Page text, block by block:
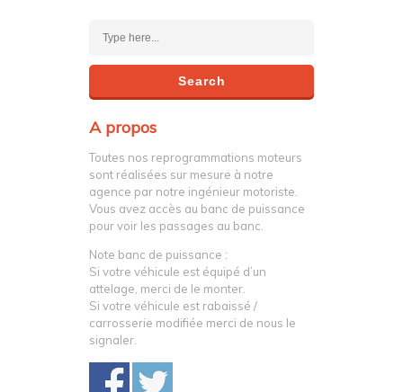
A propos
Toutes nos reprogrammations moteurs
sont réalisées sur mesure à notre
agence par notre ingénieur motoriste.
Vous avez accès au banc de puissance
pour voir les passages au banc.
Note banc de puissance :
Si votre véhicule est équipé d’un
attelage, merci de le monter.
Si votre véhicule est rabaissé /
carrosserie modifiée merci de nous le
signaler.